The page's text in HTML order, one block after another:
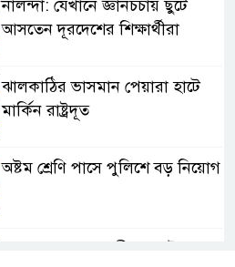
নালন্দা: যেখানে জ্ঞানচর্চায় ছুটে
আসতেন দূরদেশের শিক্ষার্থীরা
ঝালকাঠির ভাসমান পেয়ারা হাটে
মার্কিন রাষ্ট্রদূত
অষ্টম শ্রেণি পাসে পুলিশে বড় নিয়োগ
জামায়াতসহ ১১ দলীয় জোটের